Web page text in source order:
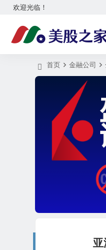
欢迎光临！
首页 金融公司